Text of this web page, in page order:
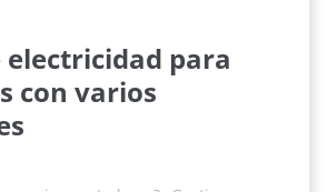
electricidad para
con varios